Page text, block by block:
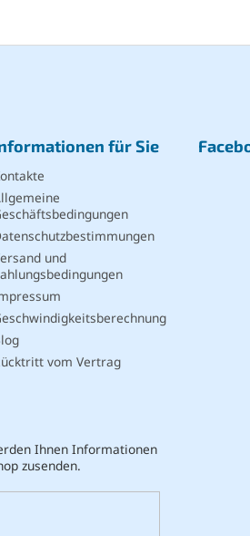
für Sie
und
vom Vertrag
Ihnen Informationen
zusenden.